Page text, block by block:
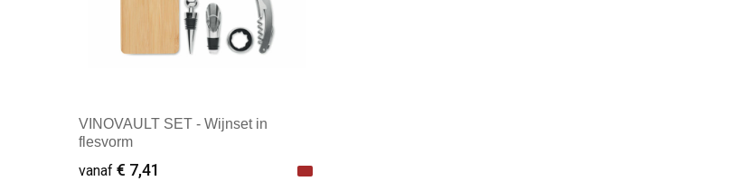
VINOVAULT SET - Wijnset in
flesvorm
vanaf € 7,41